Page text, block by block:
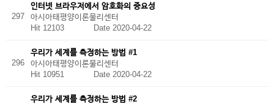
297
인터넷 브라우저에서 암호화의 중요성
아시아태평양이론물리센터
Hit 12103 Date 2020-04-22
296
우리가 세계를 측정하는 방법 #1
아시아태평양이론물리센터
Hit 10951 Date 2020-04-22
우리가 세계를 측정하는 방법 #2